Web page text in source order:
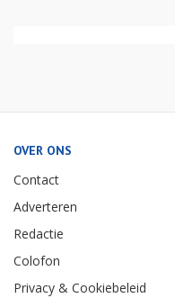
OVER ONS
Contact
Adverteren
Redactie
Colofon
Privacy & Cookiebeleid